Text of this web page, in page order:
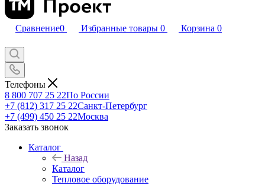
Сравнение0 Избранные товары 0 Корзина 0
Телефоны
8 800 707 25 22По России
+7 (812) 317 25 22Санкт-Петербург
+7 (499) 450 25 22Москва
Заказать звонок
Каталог
Назад
Каталог
Тепловое оборудование